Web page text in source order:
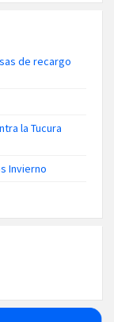
de recargo
la Tucura
Invierno